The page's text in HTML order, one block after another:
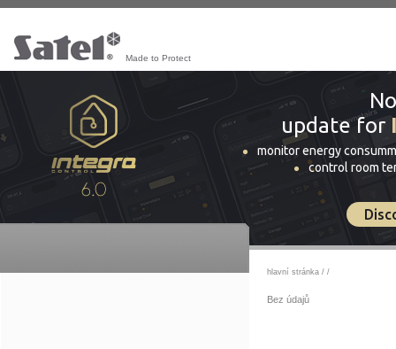
Made to Protect
update for
monitor energy
control room
hlavní stránka / /
Bez údajů